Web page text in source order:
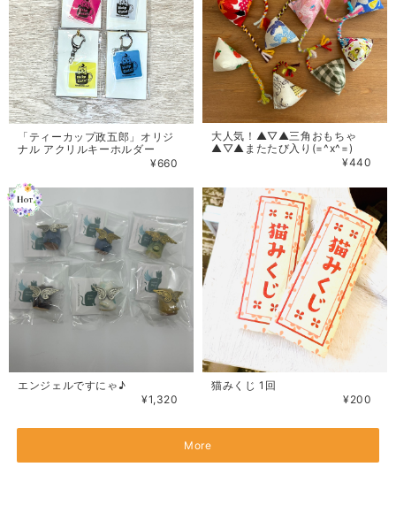
「ティーカップ政五郎」オリジ
ナル アクリルキーホルダー
¥660
大人気！▲▽▲三角おもちゃ
▲▽▲またたび入り(=^x^=)
¥440
エンジェルですにゃ♪
¥1,320
猫みくじ 1回
¥200
More